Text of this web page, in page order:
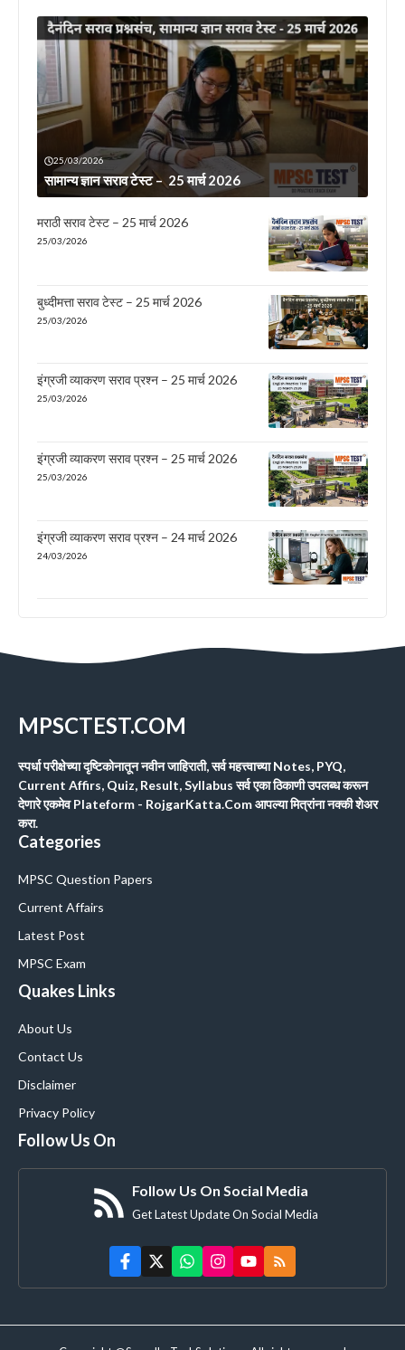
25/03/2026
सामान्य ज्ञान सराव टेस्ट – 25 मार्च 2026
मराठी सराव टेस्ट – 25 मार्च 2026
25/03/2026
बुध्दीमत्ता सराव टेस्ट – 25 मार्च 2026
25/03/2026
इंग्रजी व्याकरण सराव प्रश्न – 25 मार्च 2026
25/03/2026
इंग्रजी व्याकरण सराव प्रश्न – 25 मार्च 2026
25/03/2026
इंग्रजी व्याकरण सराव प्रश्न – 24 मार्च 2026
24/03/2026
MPSCTEST.COM
स्पर्धा परीक्षेच्या दृष्टिकोनातून नवीन जाहिराती, सर्व महत्त्वाच्या Notes, PYQ,
Current Affirs, Quiz, Result, Syllabus सर्व एका ठिकाणी उपलब्ध करून
देणारे एकमेव Plateform - RojgarKatta.Com आपल्या मित्रांना नक्की शेअर
करा.
Categories
MPSC Question Papers
Current Affairs
Latest Post
MPSC Exam
Quakes Links
About Us
Contact Us
Disclaimer
Privacy Policy
Follow Us On
Follow Us On Social Media
Get Latest Update On Social Media